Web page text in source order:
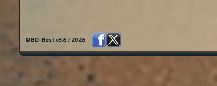
© BD-Best v3.6 / 2026